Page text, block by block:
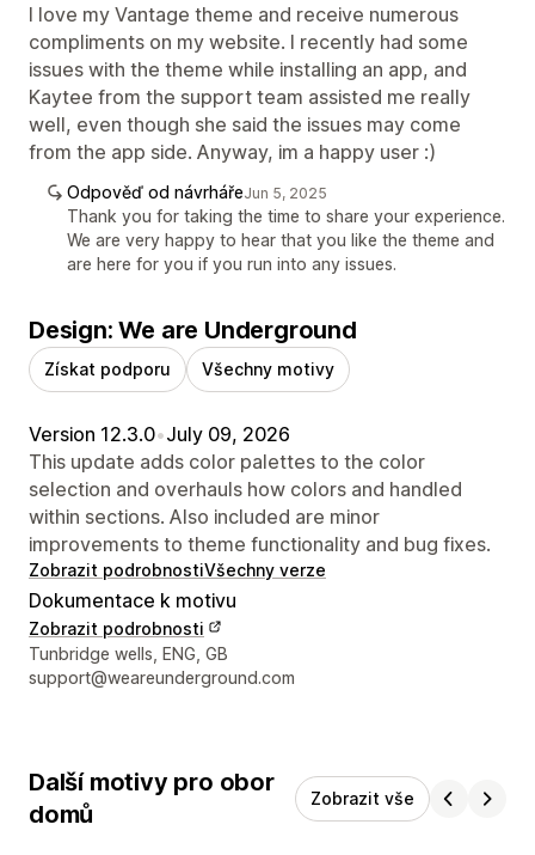
I love my Vantage theme and receive numerous
compliments on my website. I recently had some
issues with the theme while installing an app, and
Kaytee from the support team assisted me really
well, even though she said the issues may come
from the app side. Anyway, im a happy user :)
Odpověď od návrhářeJun 5, 2025
Thank you for taking the time to share your experience.
We are very happy to hear that you like the theme and
are here for you if you run into any issues.
Design: We are Underground
Získat podporu Všechny motivy
Version 12.3.0•July 09, 2026
This update adds color palettes to the color
selection and overhauls how colors and handled
within sections. Also included are minor
improvements to theme functionality and bug fixes.
Zobrazit podrobnostiVšechny verze
Dokumentace k motivu
Zobrazit podrobnosti
Kontaktní údaje designéra
Tunbridge wells, ENG, GB
support@weareunderground.com
Další motivy pro obor
domů
Zobrazit vše